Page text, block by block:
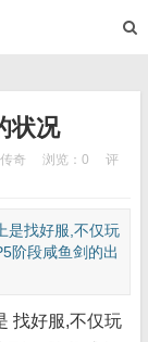
状况
奇 浏览：0
评
找好服,不仅玩
阶段咸鱼剑的出
找好服,不仅玩